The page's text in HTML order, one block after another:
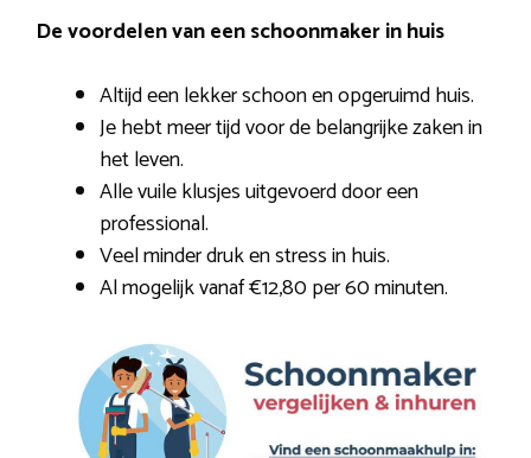
De voordelen van een schoonmaker in huis
Altijd een lekker schoon en opgeruimd huis.
Je hebt meer tijd voor de belangrijke zaken in
het leven.
Alle vuile klusjes uitgevoerd door een
professional.
Veel minder druk en stress in huis.
Al mogelijk vanaf €12,80 per 60 minuten.